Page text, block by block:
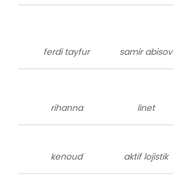
ferdi tayfur samir abisov
rihanna linet
kenoud aktif lojistik